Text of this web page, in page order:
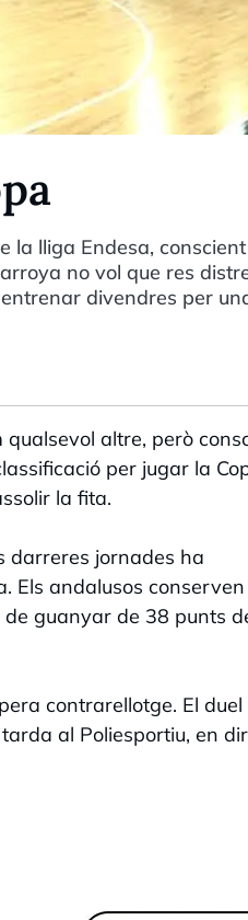
la lliga Endesa,
no vol que res
divendres per
altre, però
per jugar la
la fita.
darreres jornades ha
Els andalusos conserven
guanyar de 38 punts
contrarellotge. El duel
al Poliesportiu, en